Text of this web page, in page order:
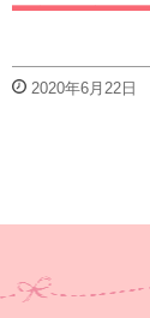
2020年6月22日